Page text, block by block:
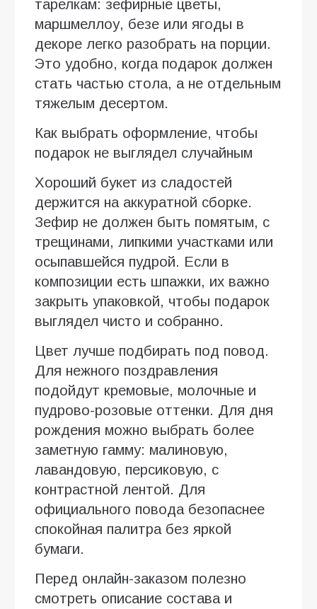
тарелкам: зефирные цветы,
маршмеллоу, безе или ягоды в
декоре легко разобрать на порции.
Это удобно, когда подарок должен
стать частью стола, а не отдельным
тяжелым десертом.
Как выбрать оформление, чтобы
подарок не выглядел случайным
Хороший букет из сладостей
держится на аккуратной сборке.
Зефир не должен быть помятым, с
трещинами, липкими участками или
осыпавшейся пудрой. Если в
композиции есть шпажки, их важно
закрыть упаковкой, чтобы подарок
выглядел чисто и собранно.
Цвет лучше подбирать под повод.
Для нежного поздравления
подойдут кремовые, молочные и
пудрово-розовые оттенки. Для дня
рождения можно выбрать более
заметную гамму: малиновую,
лавандовую, персиковую, с
контрастной лентой. Для
официального повода безопаснее
спокойная палитра без яркой
бумаги.
Перед онлайн-заказом полезно
смотреть описание состава и